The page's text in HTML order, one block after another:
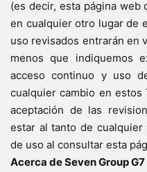
(es decir, esta página web
en cualquier otro lugar de
uso revisados ​​entrarán en
menos que indiquemos
acceso continuo y uso
cualquier cambio en
aceptación de las
estar al tanto de
de uso al consultar esta
Acerca de Seven Group G7